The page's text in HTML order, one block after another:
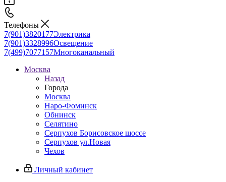
Телефоны
7(901)3820177Электрика
7(901)3328996Освещение
7(499)7077157Многоканальный
Москва
Назад
Города
Москва
Наро-Фоминск
Обнинск
Селятино
Серпухов Борисовское шоссе
Серпухов ул.Новая
Чехов
Личный кабинет